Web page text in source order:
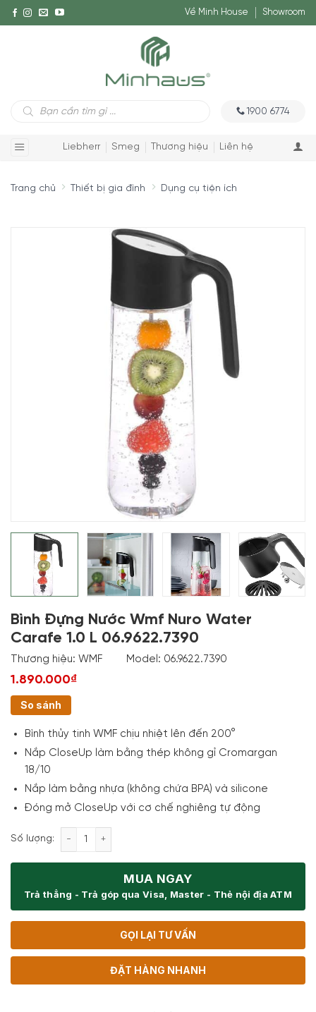
Về Minh House Showroom
Tìm
kiếm
1900 6774
Liebherr Smeg Thương hiệu Liên hệ
Trang chủ Thiết bị gia đình Dụng cụ tiện ích
Bình Đựng Nước Wmf Nuro Water
Carafe 1.0 L 06.9622.7390
Thương hiệu: WMF Model: 06.9622.7390
1.890.000₫
So sánh
Bình thủy tinh WMF chịu nhiệt lên đến 200°
Nắp CloseUp làm bằng thép không gỉ Cromargan
18/10
Nắp làm bằng nhựa (không chứa BPA) và silicone
Đóng mở CloseUp với cơ chế nghiêng tự động
Số lượng: Bình Đựng Nước Wmf Nuro Water Carafe 1.0 L
MUA NGAY
Trả thẳng - Trả góp qua Visa, Master - Thẻ nội địa ATM
GỌI LẠI TƯ VẤN
ĐẶT HÀNG NHANH